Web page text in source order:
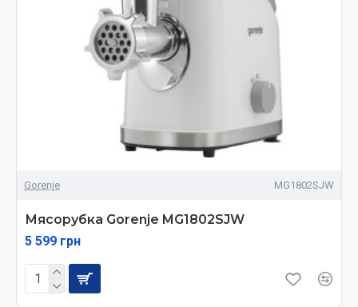
Gorenje MG1802SJW
Мясорубка Gorenje MG1802SJW
5 599 грн